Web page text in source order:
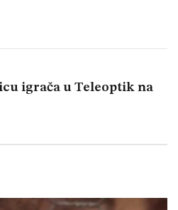
igrača u Teleoptik na